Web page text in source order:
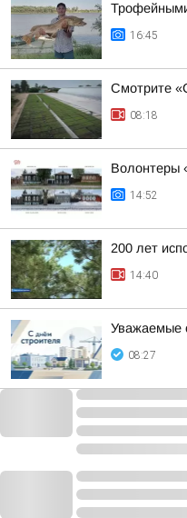
16:45
Смотрите
08:18
Волонтеры
14:52
200 лет
14:40
Уважаемые
08:27